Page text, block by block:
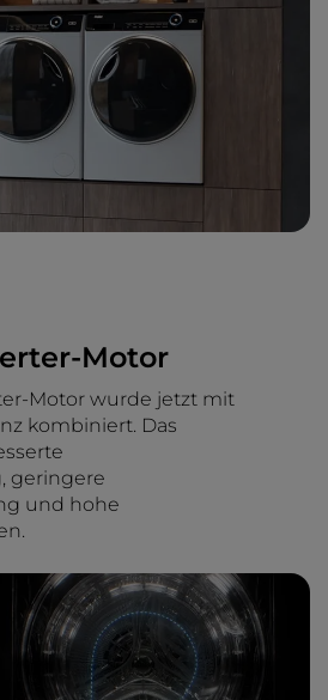
Motor
Motor wurde jetzt mit
kombiniert. Das
geringere
und hohe